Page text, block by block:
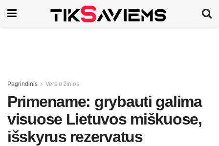
Pagrindinis Verslo žinios
Primename: grybauti galima
visuose Lietuvos miškuose,
išskyrus rezervatus